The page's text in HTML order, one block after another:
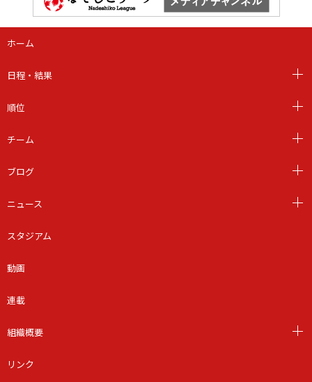
ホーム
日程・結果
順位
チーム
ブログ
ニュース
スタジアム
動画
連載
組織概要
リンク